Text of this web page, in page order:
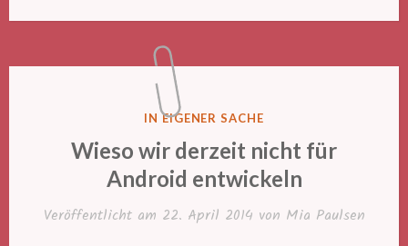
–
Datenschutz
statt
gläserner
Patient“
VERÖFFENTLICHT
IN
IN EIGENER SACHE
Wieso wir derzeit nicht für
Android entwickeln
Veröffentlicht am 22. April 2014 von Mia Paulsen